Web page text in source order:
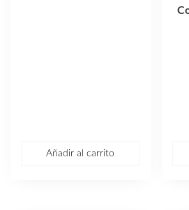
Añadir al carrito